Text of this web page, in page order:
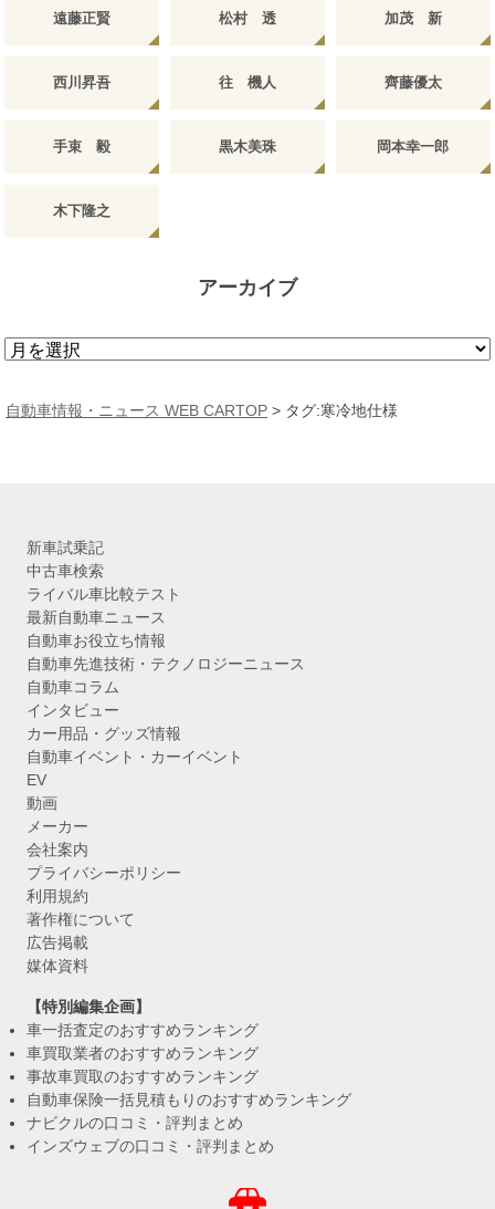
遠藤正賢 松村 透 加茂 新
西川昇吾 往 機人 齊藤優太
手束 毅 黒木美珠 岡本幸一郎
木下隆之
アーカイブ
ア
カ
自動車情報・ニュース WEB CARTOP > タグ:寒冷地仕様
新車試乗記
中古車検索
ライバル車比較テスト
最新自動車ニュース
自動車お役立ち情報
自動車先進技術・テクノロジーニュース
自動車コラム
インタビュー
カー用品・グッズ情報
自動車イベント・カーイベント
EV
動画
メーカー
会社案内
プライバシーポリシー
利用規約
著作権について
広告掲載
媒体資料
【特別編集企画】
車一括査定のおすすめランキング
車買取業者のおすすめランキング
事故車買取のおすすめランキング
自動車保険一括見積もりのおすすめランキング
ナビクルの口コミ・評判まとめ
インズウェブの口コミ・評判まとめ